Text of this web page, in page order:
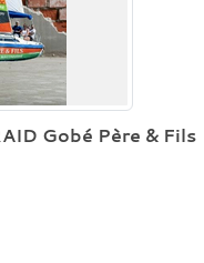
Gobé Père & Fils